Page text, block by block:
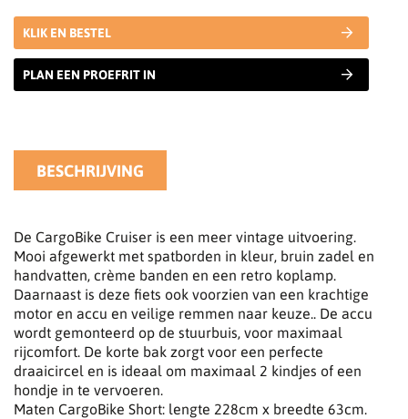
KLIK EN BESTEL
PLAN EEN PROEFRIT IN
BESCHRIJVING
De CargoBike Cruiser is een meer vintage uitvoering.
Mooi afgewerkt met spatborden in kleur, bruin zadel en
handvatten, crème banden en een retro koplamp.
Daarnaast is deze fiets ook voorzien van een krachtige
motor en accu en veilige remmen naar keuze.. De accu
wordt gemonteerd op de stuurbuis, voor maximaal
rijcomfort. De korte bak zorgt voor een perfecte
draaicircel en is ideaal om maximaal 2 kindjes of een
hondje in te vervoeren.
Maten CargoBike Short: lengte 228cm x breedte 63cm.